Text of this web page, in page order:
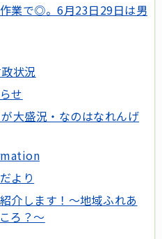
業で◎。6月23日29日は男
状況
せ
大盛況・なのはなれんげ
より
介します！～地域ふれあ
ろ？～